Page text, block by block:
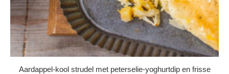
Aardappel-kool strudel met peterselie-yoghurtdip en frisse